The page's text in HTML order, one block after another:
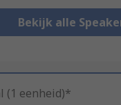
Bekijk alle
(1 eenheid)*